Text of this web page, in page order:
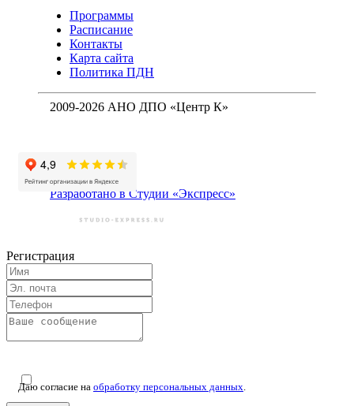
Программы
Расписание
Контакты
Карта сайта
Политика ПДН
2009-2026 АНО ДПО «Центр К»
Разработано в Студии «Экспресс»
Регистрация
Даю согласие на обработку персональных данных